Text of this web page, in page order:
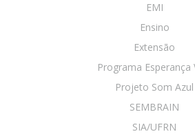
EMI
Ensino
Extensão
Programa Esperança
Projeto Som Azul
SEMBRAIN
SIA/UFRN